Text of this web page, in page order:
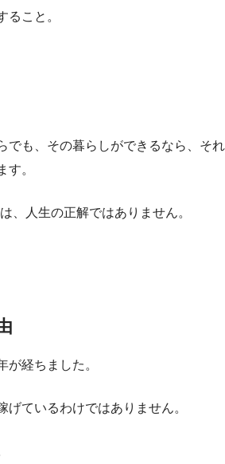
ること。
でも、その暮らしができるなら、それ
す。
、人生の正解ではありません。
が経ちました。
げているわけではありません。